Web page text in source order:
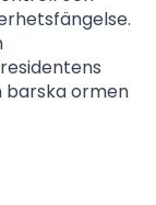
barska ormen
är ny i
och hans last